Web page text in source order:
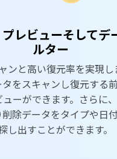
レビューそしてデ
ルター
ンと高い復元率を実現し
をスキャンし復元する
ーができます。さらに
除データをタイプや日
し出すことができます。